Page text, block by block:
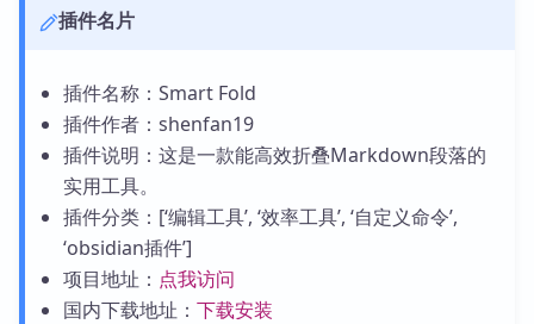
插件名片
插件名称：Smart Fold
插件作者：shenfan19
插件说明：这是一款能高效折叠Markdown段落的
实用工具。
插件分类：[‘编辑工具’, ‘效率工具’, ‘自定义命令’,
‘obsidian插件’]
项目地址： 点我访问
国内下载地址： 下载安装